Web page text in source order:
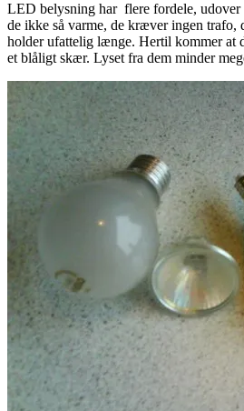
LED belysning har flere fordele,
de ikke så varme, de kræver ingen trafo,
holder ufattelig længe. Hertil kommer at
et blåligt skær. Lyset fra dem minder